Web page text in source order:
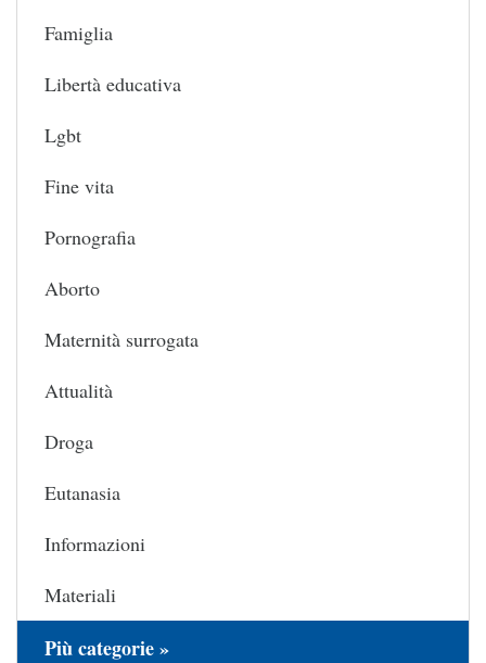
Famiglia
Libertà educativa
Lgbt
Fine vita
Pornografia
Aborto
Maternità surrogata
Attualità
Droga
Eutanasia
Informazioni
Materiali
Più categorie »